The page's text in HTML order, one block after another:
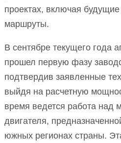
проектах, включая
маршруты.
В сентябре текущего года
прошел первую фазу
подтвердив заявленные
выйдя на расчетную
время ведется работа над
двигателя,
южных регионах страны.